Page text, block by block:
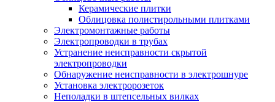
Керамические плитки
Облицовка полистирольными плитками
Электромонтажные работы
Электропроводки в трубах
Устранение неисправности скрытой
электропроводки
Обнаружение неисправности в электрошнуре
Установка электророзеток
Неполадки в штепсельных вилках